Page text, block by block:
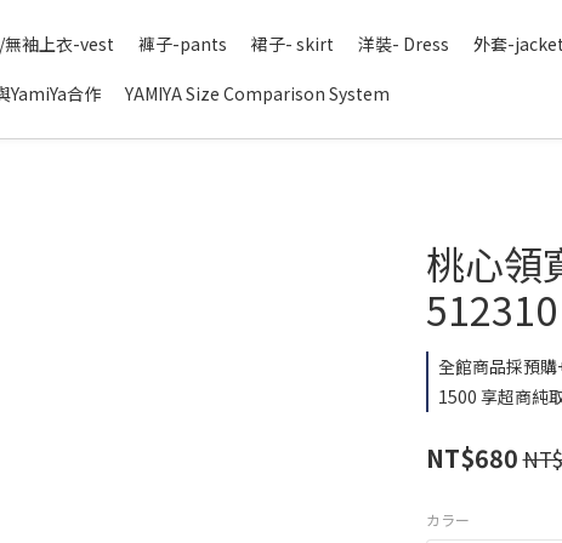
無袖上衣-vest 褲子-pants 裙子- skirt 洋裝- Dress 外套-jacket
YamiYa合作 YAMIYA Size Comparison System
桃心領
512310
全館商品採預
1500 享超商純
NT$680
カラー